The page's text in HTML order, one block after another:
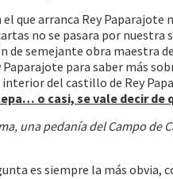
que arranca Rey Paparajote
no se pasara por nuestra
de semejante obra maestra
para saber más
del castillo de Rey
o casi, se vale decir de
una pedanía del Campo de
es siempre la más obvia,